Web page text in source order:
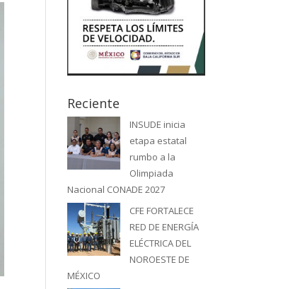
Reciente
INSUDE inicia
etapa estatal
rumbo a la
Olimpiada
Nacional CONADE 2027
CFE FORTALECE
RED DE ENERGÍA
ELÉCTRICA DEL
NOROESTE DE
MÉXICO